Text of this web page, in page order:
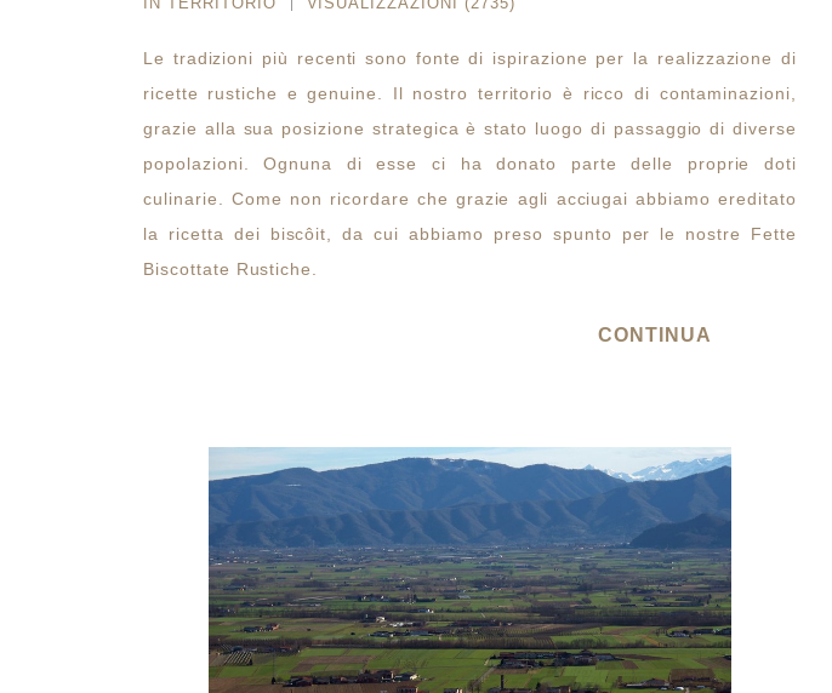
Le tradizioni più recenti sono fonte di ispirazione per la realizzazione di
ricette rustiche e genuine. Il nostro territorio è ricco di contaminazioni,
grazie alla sua posizione strategica è stato luogo di passaggio di diverse
popolazioni. Ognuna di esse ci ha donato parte delle proprie doti
culinarie. Come non ricordare che grazie agli acciugai abbiamo ereditato
la ricetta dei biscôit, da cui abbiamo preso spunto per le nostre Fette
Biscottate Rustiche.
CONTINUA